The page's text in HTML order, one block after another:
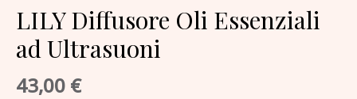
LILY Diffusore Oli Essenziali
ad Ultrasuoni
43,00 €
disattiva